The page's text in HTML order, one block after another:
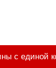
с единой